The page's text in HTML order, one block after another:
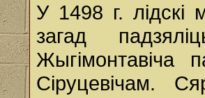
У 1498 г. лідскі
загад
Жыгімонтавіча
Сіруцевічам.